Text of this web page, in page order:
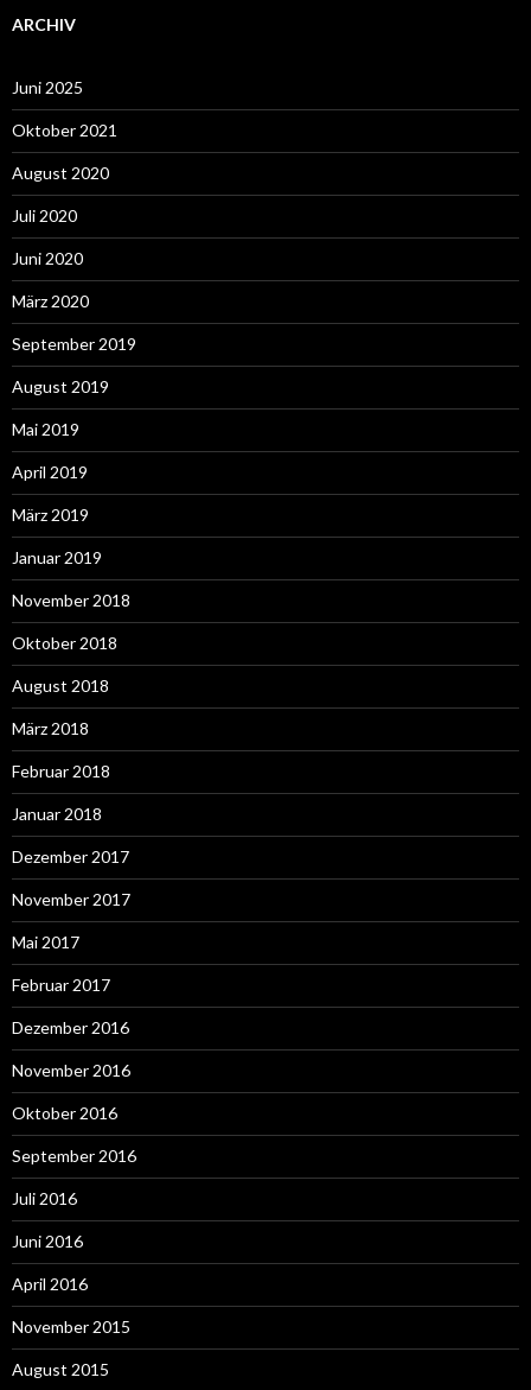
ARCHIV
Juni 2025
Oktober 2021
August 2020
Juli 2020
Juni 2020
März 2020
September 2019
August 2019
Mai 2019
April 2019
März 2019
Januar 2019
November 2018
Oktober 2018
August 2018
März 2018
Februar 2018
Januar 2018
Dezember 2017
November 2017
Mai 2017
Februar 2017
Dezember 2016
November 2016
Oktober 2016
September 2016
Juli 2016
Juni 2016
April 2016
November 2015
August 2015